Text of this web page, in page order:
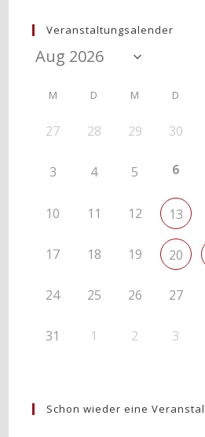
Veranstaltungsalender
M D M D
27 28 29 30
3 4 5 6
10 11 12 13
17 18 19 20
24 25 26 27
31 1 2 3
Schon wieder eine